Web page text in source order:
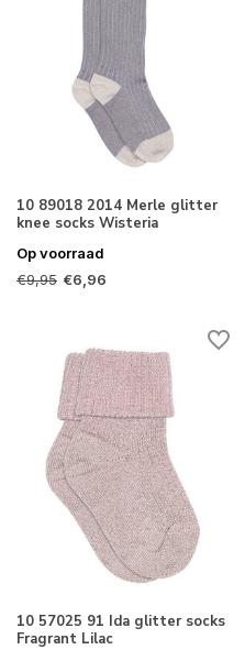
10 89018 2014 Merle glitter
knee socks Wisteria
Op voorraad
€9,95 €6,96
10 57025 91 Ida glitter socks
Fragrant Lilac